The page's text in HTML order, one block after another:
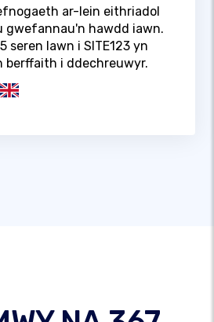
ar-lein eithriadol
gwefannau'n hawdd iawn.
seren lawn i SITE123 yn
berffaith i ddechreuwyr.